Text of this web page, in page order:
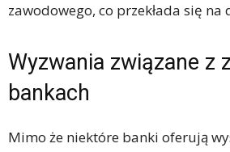
zawodowego, co przekłada się na
Wyzwania związane z
bankach
Mimo że niektóre banki oferują